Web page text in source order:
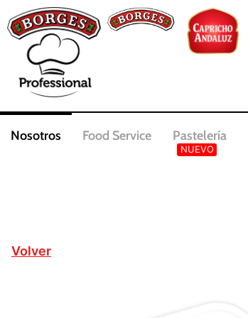
Nosotros Food Service Pastelería
Volver